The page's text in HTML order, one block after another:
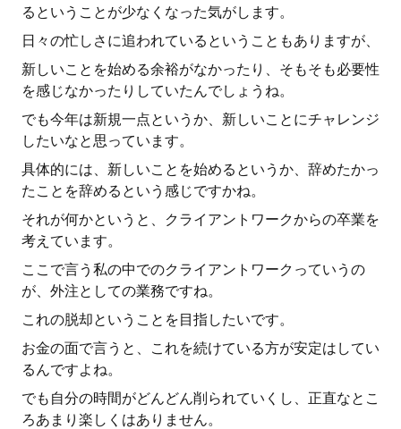
るということが少なくなった気がします。
日々の忙しさに追われているということもありますが、
新しいことを始める余裕がなかったり、そもそも必要性
を感じなかったりしていたんでしょうね。
でも今年は新規一点というか、新しいことにチャレンジ
したいなと思っています。
具体的には、新しいことを始めるというか、辞めたかっ
たことを辞めるという感じですかね。
それが何かというと、クライアントワークからの卒業を
考えています。
ここで言う私の中でのクライアントワークっていうの
が、外注としての業務ですね。
これの脱却ということを目指したいです。
お金の面で言うと、これを続けている方が安定はしてい
るんですよね。
でも自分の時間がどんどん削られていくし、正直なとこ
ろあまり楽しくはありません。